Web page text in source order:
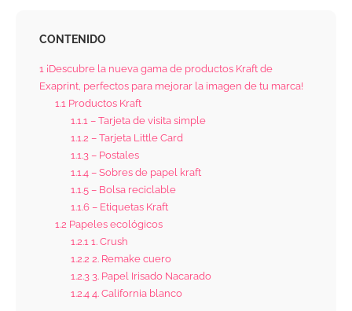
CONTENIDO
1 ¡Descubre la nueva gama de productos Kraft de
Exaprint, perfectos para mejorar la imagen de tu marca!
1.1 Productos Kraft
1.1.1 – Tarjeta de visita simple
1.1.2 – Tarjeta Little Card
1.1.3 – Postales
1.1.4 – Sobres de papel kraft
1.1.5– Bolsa reciclable
1.1.6– Etiquetas Kraft
1.2 Papeles ecológicos
1.2.1 1. Crush
1.2.2 2. Remake cuero
1.2.3 3. Papel Irisado Nacarado
1.2.4 4. California blanco